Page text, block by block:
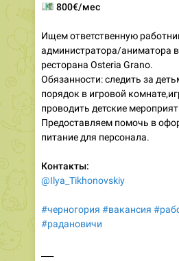
800€/мес
Ищем ответственную
администратора/аниматора
ресторана Osteria Grano.
Обязанности: следить за
порядок в игровой
проводить детские
Предоставляем помочь в
питание для персонала.
Контакты:
@Ilya_Tikhonovskiy
#черногория #вакансия
#радановичи